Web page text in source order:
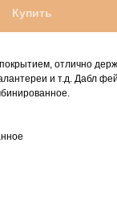
Купить
отлично
и т.д. Дабл